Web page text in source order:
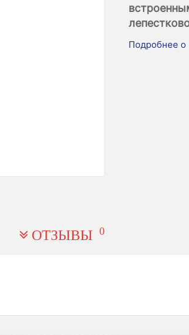
Подробнее о
ОТЗЫВЫ 0